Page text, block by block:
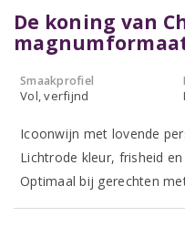
De koning van
Smaakprofiel
Vol, verfijnd
Icoonwijn met lovende
Lichtrode kleur, frisheid
Optimaal bij gerechten